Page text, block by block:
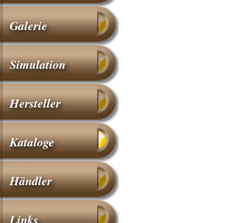
Galerie
Simulation
Hersteller
Kataloge
Händler
Links